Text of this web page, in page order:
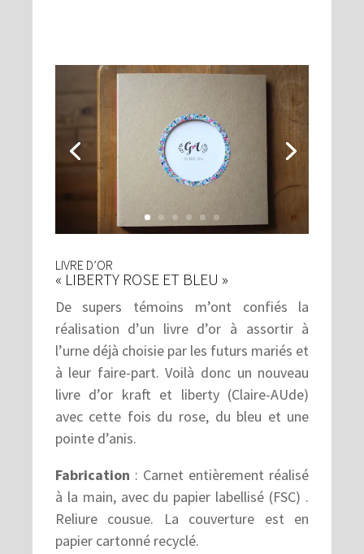
LIVRE D’OR
« LIBERTY ROSE ET BLEU »
De supers témoins m’ont confiés la
réalisation d’un livre d’or à assortir à
l’urne déjà choisie par les futurs mariés et
à leur faire-part. Voilà donc un nouveau
livre d’or kraft et liberty (Claire-AUde)
avec cette fois du rose, du bleu et une
pointe d’anis.
Fabrication : Carnet entièrement réalisé
à la main, avec du papier labellisé (FSC) .
Reliure cousue. La couverture est en
papier cartonné recyclé.